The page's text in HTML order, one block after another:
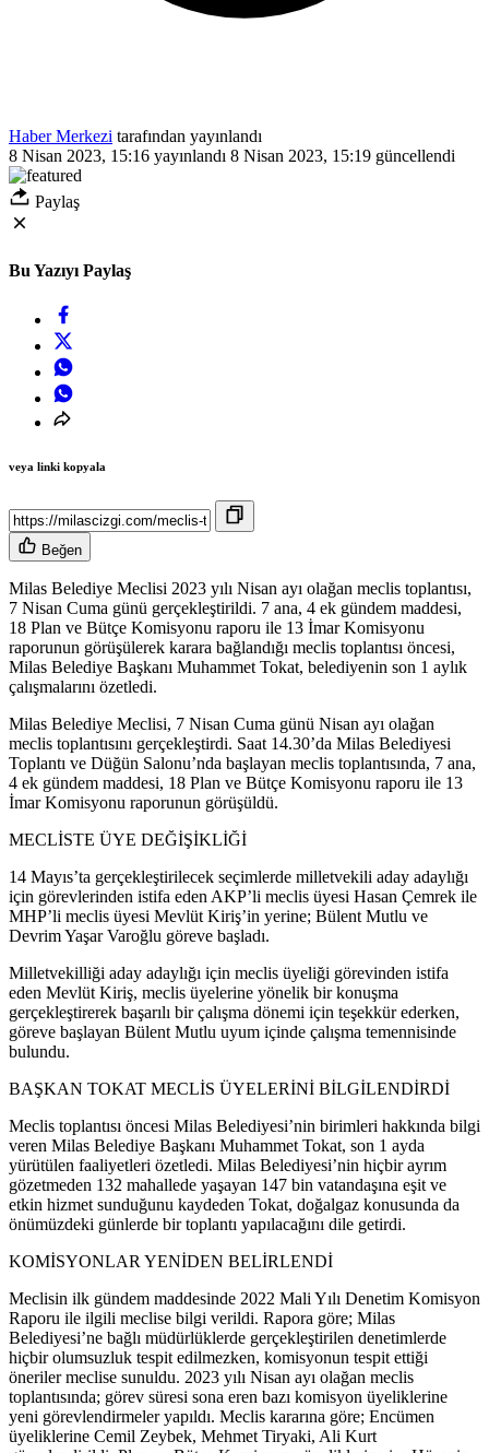
Haber Merkezi tarafından yayınlandı
8 Nisan 2023, 15:16 yayınlandı 8 Nisan 2023, 15:19 güncellendi
Paylaş
Bu Yazıyı Paylaş
veya linki kopyala
Beğen
Milas Belediye Meclisi 2023 yılı Nisan ayı olağan meclis toplantısı,
7 Nisan Cuma günü gerçekleştirildi. 7 ana, 4 ek gündem maddesi,
18 Plan ve Bütçe Komisyonu raporu ile 13 İmar Komisyonu
raporunun görüşülerek karara bağlandığı meclis toplantısı öncesi,
Milas Belediye Başkanı Muhammet Tokat, belediyenin son 1 aylık
çalışmalarını özetledi.
Milas Belediye Meclisi, 7 Nisan Cuma günü Nisan ayı olağan
meclis toplantısını gerçekleştirdi. Saat 14.30’da Milas Belediyesi
Toplantı ve Düğün Salonu’nda başlayan meclis toplantısında, 7 ana,
4 ek gündem maddesi, 18 Plan ve Bütçe Komisyonu raporu ile 13
İmar Komisyonu raporunun görüşüldü.
MECLİSTE ÜYE DEĞİŞİKLİĞİ
14 Mayıs’ta gerçekleştirilecek seçimlerde milletvekili aday adaylığı
için görevlerinden istifa eden AKP’li meclis üyesi Hasan Çemrek ile
MHP’li meclis üyesi Mevlüt Kiriş’in yerine; Bülent Mutlu ve
Devrim Yaşar Varoğlu göreve başladı.
Milletvekilliği aday adaylığı için meclis üyeliği görevinden istifa
eden Mevlüt Kiriş, meclis üyelerine yönelik bir konuşma
gerçekleştirerek başarılı bir çalışma dönemi için teşekkür ederken,
göreve başlayan Bülent Mutlu uyum içinde çalışma temennisinde
bulundu.
BAŞKAN TOKAT MECLİS ÜYELERİNİ BİLGİLENDİRDİ
Meclis toplantısı öncesi Milas Belediyesi’nin birimleri hakkında bilgi
veren Milas Belediye Başkanı Muhammet Tokat, son 1 ayda
yürütülen faaliyetleri özetledi. Milas Belediyesi’nin hiçbir ayrım
gözetmeden 132 mahallede yaşayan 147 bin vatandaşına eşit ve
etkin hizmet sunduğunu kaydeden Tokat, doğalgaz konusunda da
önümüzdeki günlerde bir toplantı yapılacağını dile getirdi.
KOMİSYONLAR YENİDEN BELİRLENDİ
Meclisin ilk gündem maddesinde 2022 Mali Yılı Denetim Komisyon
Raporu ile ilgili meclise bilgi verildi. Rapora göre; Milas
Belediyesi’ne bağlı müdürlüklerde gerçekleştirilen denetimlerde
hiçbir olumsuzluk tespit edilmezken, komisyonun tespit ettiği
öneriler meclise sunuldu. 2023 yılı Nisan ayı olağan meclis
toplantısında; görev süresi sona eren bazı komisyon üyeliklerine
yeni görevlendirmeler yapıldı. Meclis kararına göre; Encümen
üyeliklerine Cemil Zeybek, Mehmet Tiryaki, Ali Kurt